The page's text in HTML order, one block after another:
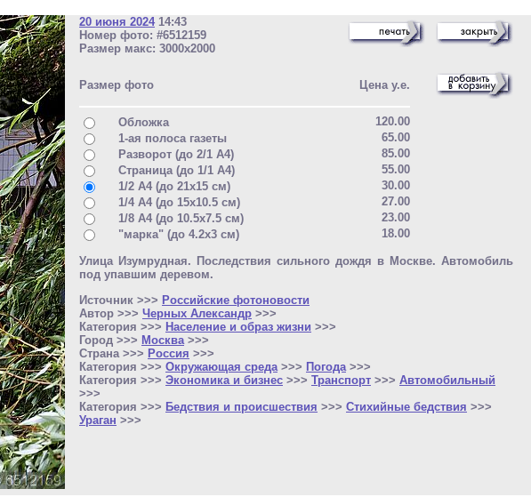
20 июня 202414:43
Номер фото: #6512159
Размер макс: 3000x2000
Размер фото Цена у.е.
Обложка
120.00
1-ая полоса газеты
65.00
Разворот (до 2/1 A4)
85.00
Страница (до 1/1 A4)
55.00
1/2 A4 (до 21x15 см)
30.00
1/4 A4 (до 15x10.5 см)
27.00
1/8 A4 (до 10.5x7.5 см)
23.00
"марка" (до 4.2x3 см)
18.00
Улица Изумрудная. Последствия сильного дождя в Москве. Автомобиль
под упавшим деревом.
Источник >>> Российские фотоновости
Автор >>> Черных Александр >>>
Категория >>> Население и образ жизни >>>
Город >>> Москва >>>
Страна >>> Россия >>>
Категория >>> Окружающая среда >>> Погода >>>
Категория >>> Экономика и бизнес >>> Транспорт >>> Автомобильный
>>>
Категория >>> Бедствия и происшествия >>> Стихийные бедствия >>>
Ураган >>>